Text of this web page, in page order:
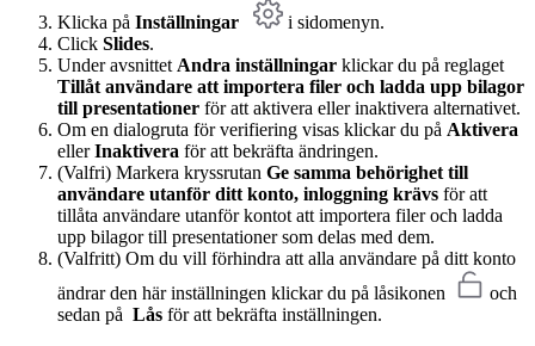
Klicka på Inställningar
i sidomenyn.
Click Slides.
Under avsnittet Andra inställningar klickar du på reglaget
Tillåt användare att importera filer och ladda upp bilagor
till presentationer för att aktivera eller inaktivera alternativet.
Om en dialogruta för verifiering visas klickar du på Aktivera
ellerInaktivera för att bekräfta ändringen.
(Valfri) Markera kryssrutan Ge samma behörighet till
användare utanför ditt konto, inloggning krävs för att
tillåta användare utanför kontot att importera filer och ladda
upp bilagor till presentationer som delas med dem.
(Valfritt) Om du vill förhindra att alla användare på ditt konto
ändrar den här inställningen klickar du på låsikonen
och
sedan på Lås för att bekräfta inställningen.